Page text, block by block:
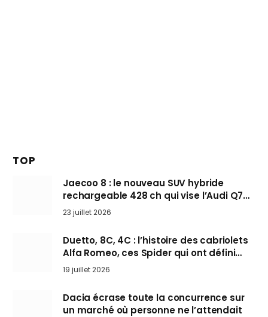
TOP
Jaecoo 8 : le nouveau SUV hybride
rechargeable 428 ch qui vise l’Audi Q7
arrive en Europe cet automne
23 juillet 2026
Duetto, 8C, 4C : l’histoire des cabriolets
Alfa Romeo, ces Spider qui ont défini
l’art de rouler cheveux au vent
19 juillet 2026
Dacia écrase toute la concurrence sur
un marché où personne ne l’attendait